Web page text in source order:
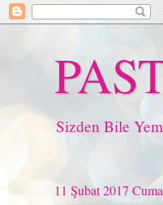
Sizden Bile
11 Şubat 2017